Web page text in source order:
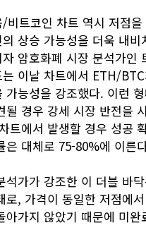
/비트코인 차트 역시 저점
상승 가능성을 더욱 내비
암호화폐 시장 분석가인
는 이날 차트에서 ETH/
가능성을 강조했다. 이런
될 경우 강세 시장 반전을
트에서 발생할 경우 성공
은 대체로 75-80%에 이른
석가가 강조한 이 더블 바
로, 가격이 동일한 저점에
아가지 않았기 때문에 미완